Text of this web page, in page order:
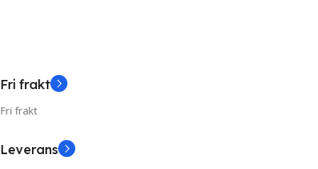
Fri frakt
Fri frakt
Leverans